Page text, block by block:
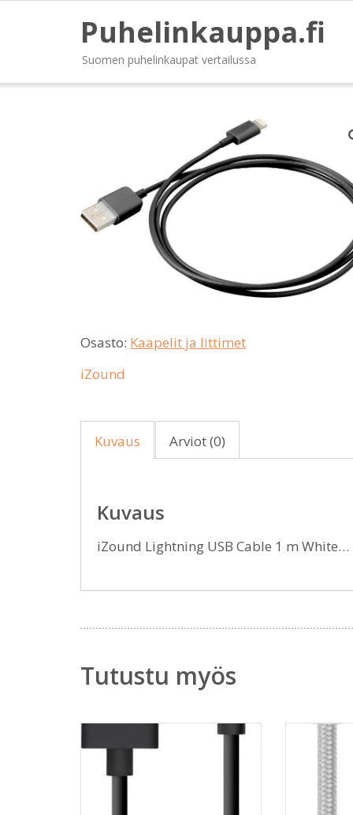
Puhelinkauppa.fi
Suomen puhelinkaupat vertailussa
Osasto: Kaapelit ja littimet
iZound
Kuvaus Arviot (0)
Kuvaus
iZound Lightning USB Cable 1 m White…
Tutustu myös